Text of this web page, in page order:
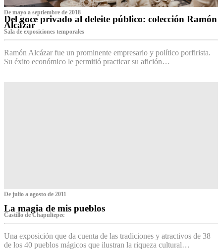
De mayo a septiembre de 2018
Del goce privado al deleite público: colección Ramón
Alcázar
Sala de exposiciones temporales
Ramón Alcázar fue un prominente empresario y político porfirista.
Su éxito económico le permitió practicar su afición…
De julio a agosto de 2011
La magia de mis pueblos
Castillo de Chapultepec
Una exposición que da cuenta de las tradiciones y atractivos de 38
de los 40 pueblos mágicos que ilustran la riqueza cultural…